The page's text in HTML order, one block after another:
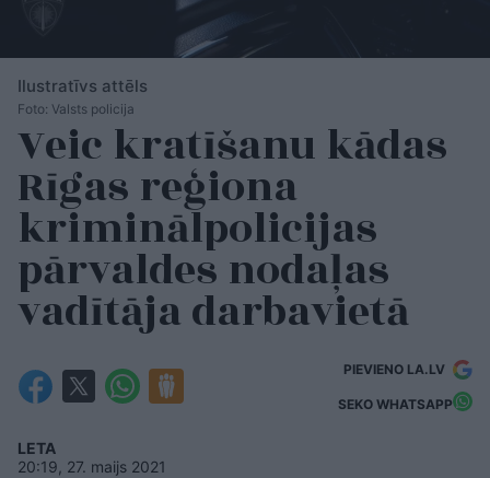
Ilustratīvs attēls
Foto: Valsts policija
Veic kratīšanu kādas
Rīgas reģiona
kriminālpolicijas
pārvaldes nodaļas
vadītāja darbavietā
PIEVIENO LA.LV
SEKO WHATSAPP
LETA
20:19, 27. maijs 2021